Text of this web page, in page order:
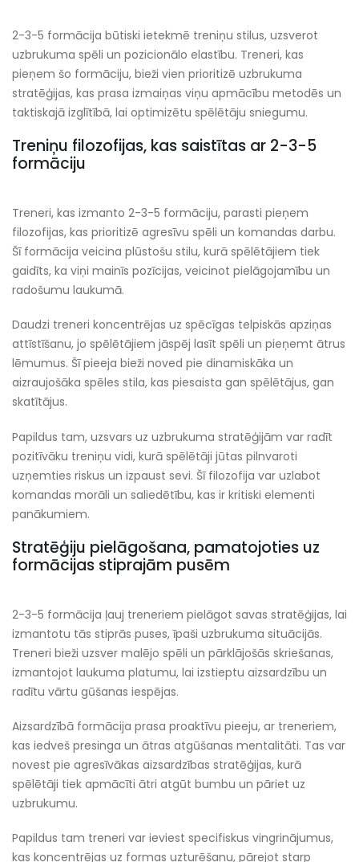
2-3-5 formācija būtiski ietekmē treniņu stilus, uzsverot
uzbrukuma spēli un pozicionālo elastību. Treneri, kas
pieņem šo formāciju, bieži vien prioritizē uzbrukuma
stratēģijas, kas prasa izmaiņas viņu apmācību metodēs un
taktiskajā izglītībā, lai optimizētu spēlētāju sniegumu.
Treniņu filozofijas, kas saistītas ar 2-3-5
formāciju
Treneri, kas izmanto 2-3-5 formāciju, parasti pieņem
filozofijas, kas prioritizē agresīvu spēli un komandas darbu.
Šī formācija veicina plūstošu stilu, kurā spēlētājiem tiek
gaidīts, ka viņi mainīs pozīcijas, veicinot pielāgojamību un
radošumu laukumā.
Daudzi treneri koncentrējas uz spēcīgas telpiskās apziņas
attīstīšanu, jo spēlētājiem jāspēj lasīt spēli un pieņemt ātrus
lēmumus. Šī pieeja bieži noved pie dinamiskāka un
aizraujošāka spēles stila, kas piesaista gan spēlētājus, gan
skatītājus.
Papildus tam, uzsvars uz uzbrukuma stratēģijām var radīt
pozitīvāku treniņu vidi, kurā spēlētāji jūtas pilnvaroti
uzņemties riskus un izpaust sevi. Šī filozofija var uzlabot
komandas morāli un saliedētību, kas ir kritiski elementi
panākumiem.
Stratēģiju pielāgošana, pamatojoties uz
formācijas stiprajām pusēm
2-3-5 formācija ļauj treneriem pielāgot savas stratēģijas, lai
izmantotu tās stiprās puses, īpaši uzbrukuma situācijās.
Treneri bieži uzsver malējo spēli un pārklājošās skriešanas,
izmantojot laukuma platumu, lai izstieptu aizsardzību un
radītu vārtu gūšanas iespējas.
Aizsardzībā formācija prasa proaktīvu pieeju, ar treneriem,
kas iedveš presinga un ātras atgūšanas mentalitāti. Tas var
novest pie agresīvākas aizsardzības stratēģijas, kurā
spēlētāji tiek apmācīti ātri atgūt bumbu un pāriet uz
uzbrukumu.
Papildus tam treneri var ieviest specifiskus vingrinājumus,
kas koncentrējas uz formas uzturēšanu, pārejot starp